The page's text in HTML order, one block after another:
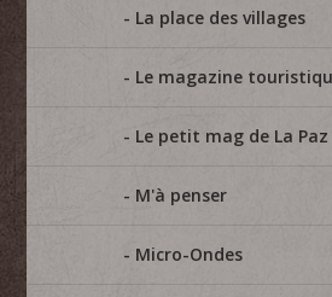
La place des villages
Le magazine
Le petit mag de La Paz
M'à penser
Micro-Ondes